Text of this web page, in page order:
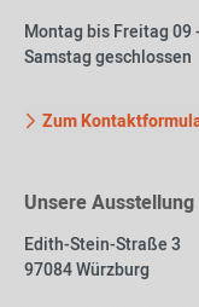
Montag bis Freitag 09
Samstag geschlossen
Zum
Unsere Ausstellung
Edith-Stein-Straße 3
97084 Würzburg